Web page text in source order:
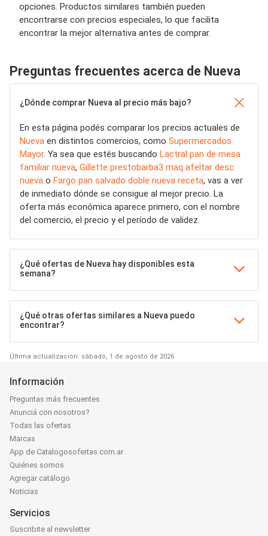
opciones. Productos similares también pueden
encontrarse con precios especiales, lo que facilita
encontrar la mejor alternativa antes de comprar.
Preguntas frecuentes acerca de Nueva
¿Dónde comprar Nueva al precio más bajo?
En esta página podés comparar los precios actuales de
Nueva en distintos comercios, como Supermercados
Mayor. Ya sea que estés buscando Lactral pan de mesa
familiar nueva, Gillette prestobarba3 maq afeltar desc
nueva o Fargo pan salvado doble nueva receta, vas a ver
de inmediato dónde se consigue al mejor precio. La
oferta más económica aparece primero, con el nombre
del comercio, el precio y el período de validez.
¿Qué ofertas de Nueva hay disponibles esta
semana?
¿Qué otras ofertas similares a Nueva puedo
encontrar?
Última actualización: sábado, 1 de agosto de 2026
Información
Preguntas más frecuentes
Anunciá con nosotros?
Todas las ofertas
Marcas
App de Catalogosofertas.com.ar
Quiénes somos
Agregar catálogo
Noticias
Servicios
Suscribite al newsletter